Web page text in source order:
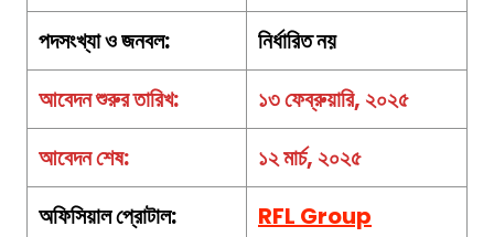
পদসংখ্যা ও জনবল:
নির্ধারিত নয়
আবেদন শুরুর তারিখ:
১৩ ফেব্রুয়ারি, ২০২৫
আবেদন শেষ:
১২মার্চ, ২০২৫
অফিসিয়াল প্রোটাল:
RFL Group